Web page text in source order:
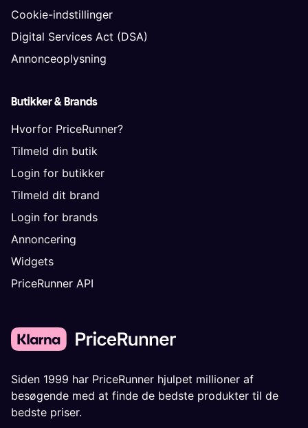
Cookie-indstillinger
Digital Services Act (DSA)
Annonceoplysning
Butikker & Brands
Hvorfor PriceRunner?
Tilmeld din butik
Login for butikker
Tilmeld dit brand
Login for brands
Annoncering
Widgets
PriceRunner API
Siden 1999 har PriceRunner hjulpet millioner af
besøgende med at finde de bedste produkter til de
bedste priser.